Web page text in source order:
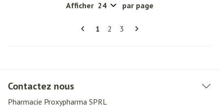
Pages
Vous lisez actuellement la page
1 Page
2 Page
3
Afficher par page
Contactez nous
Pharmacie Proxypharma SPRL